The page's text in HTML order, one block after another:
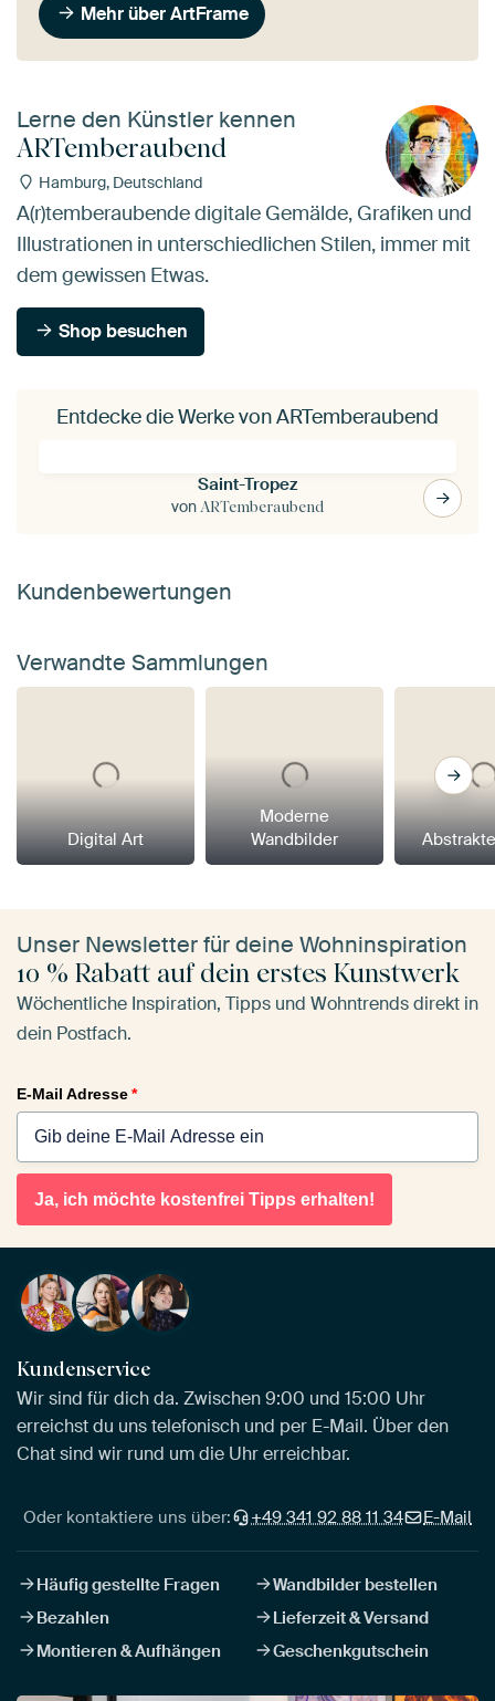
Mehr über ArtFrame
Lerne den Künstler kennen
ARTemberaubend
Hamburg, Deutschland
A(r)temberaubende digitale Gemälde, Grafiken und
Illustrationen in unterschiedlichen Stilen, immer mit
dem gewissen Etwas.
Shop besuchen
Entdecke die Werke von ARTemberaubend
Saint-Tropez
von ARTemberaubend
Kundenbewertungen
Verwandte Sammlungen
Digital Art
Moderne
Wandbilder
Unser Newsletter für deine Wohninspiration
10 % Rabatt auf dein erstes Kunstwerk
Wöchentliche Inspiration, Tipps und Wohntrends direkt in
dein Postfach.
E-Mail Adresse*
Ja, ich möchte kostenfrei Tipps erhalten!
Kundenservice
Wir sind für dich da. Zwischen 9:00 und 15:00 Uhr
erreichst du uns telefonisch und per E-Mail. Über den
Chat sind wir rund um die Uhr erreichbar.
Oder kontaktiere uns über: +49 341 92 88 11 34 E-Mail
Häufig gestellte Fragen
Wandbilder bestellen
Bezahlen
Lieferzeit & Versand
Montieren & Aufhängen
Geschenkgutschein